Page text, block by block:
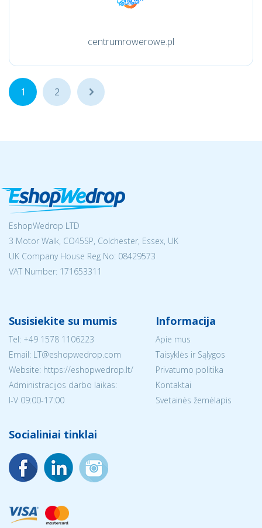
centrumrowerowe.pl
1 2 ...
EshopWedrop LTD
3 Motor Walk, CO45SP, Colchester, Essex, UK
UK Company House Reg No: 08429573
VAT Number: 171653311
Susisiekite su mumis
Tel: +49 1578 1106223
Email: LT@eshopwedrop.com
Website: https://eshopwedrop.lt/
Administracijos darbo laikas:
I-V 09:00-17:00
Informacija
Apie mus
Taisyklės ir Sąlygos
Privatumo politika
Kontaktai
Svetainės žemėlapis
Socialiniai tinklai